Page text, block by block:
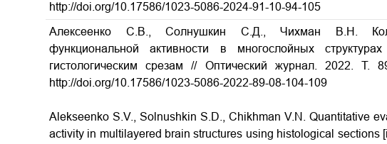
http://doi.org/10.17586/1023-5086-2024-91-10-94-105
Алексеенко С.В., Солнушкин С.Д., Чихман В.Н.
функциональной активности в многослойных
гистологическим срезам // Оптический журнал. 2022.
http://doi.org/10.17586/1023-5086-2022-89-08-104-109
Alekseenko S.V., Solnushkin S.D., Chikhman V.N. Quantitative
activity in multilayered brain structures using histological sections